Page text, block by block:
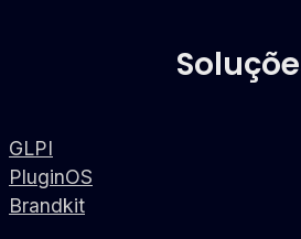
GLPI
PluginOS
Brandkit